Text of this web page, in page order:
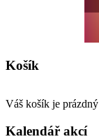
Košík
Váš košík je prázdný
Kalendář akcí